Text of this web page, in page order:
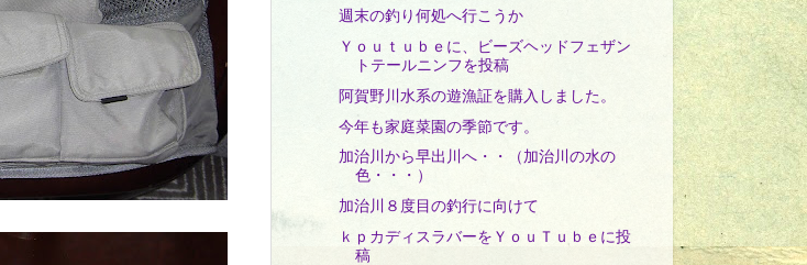
週末の釣り何処へ行こうか
Ｙｏｕｔｕｂｅに、ビーズヘッドフェザン
トテールニンフを投稿
阿賀野川水系の遊漁証を購入しました。
今年も家庭菜園の季節です。
加治川から早出川へ・・（加治川の水の
色・・・）
加治川８度目の釣行に向けて
ｋｐカディスラバーをＹｏｕＴｕｂｅに投
稿